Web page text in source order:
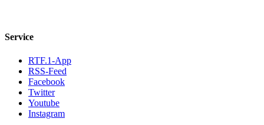
Service
RTF.1-App
RSS-Feed
Facebook
Twitter
Youtube
Instagram